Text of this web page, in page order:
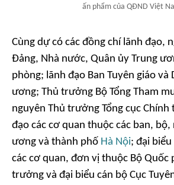
ấn phẩm của QĐND Việt
Cùng dự có các đồng chí lãnh đạo,
Đảng, Nhà nước, Quân ủy Trung
phòng; lãnh đạo Ban Tuyên giáo và
ương; Thủ trưởng Bộ Tổng Tham
nguyên Thủ trưởng Tổng cục Chính
đạo các cơ quan thuộc các ban, bộ,
ương và thành phố Hà Nội; đại
các cơ quan, đơn vị thuộc Bộ Quốc
trưởng và đại biểu cán bộ Cục